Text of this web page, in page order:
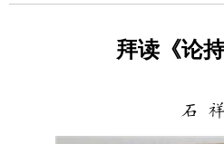
拜读《论持
石 祥